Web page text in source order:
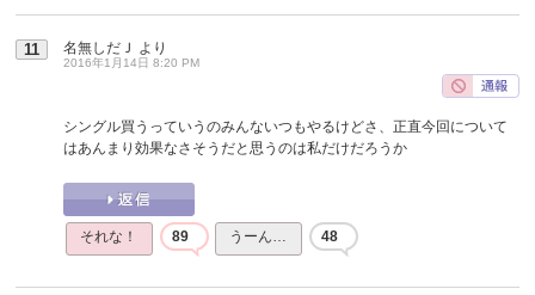
11 名無しだＪ より
2016年1月14日 8:20 PM
シングル買うっていうのみんないつもやるけどさ、正直今回について
はあんまり効果なさそうだと思うのは私だけだろうか
それな！ 89 うーん… 48